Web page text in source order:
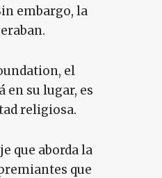
embargo, la
el
su lugar, es
religiosa.
que aborda la
que